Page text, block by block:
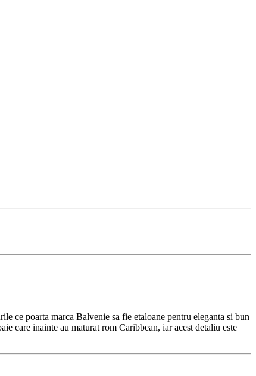
ce poarta marca Balvenie sa fie etaloane pentru eleganta si bun
care inainte au maturat rom Caribbean, iar acest detaliu este